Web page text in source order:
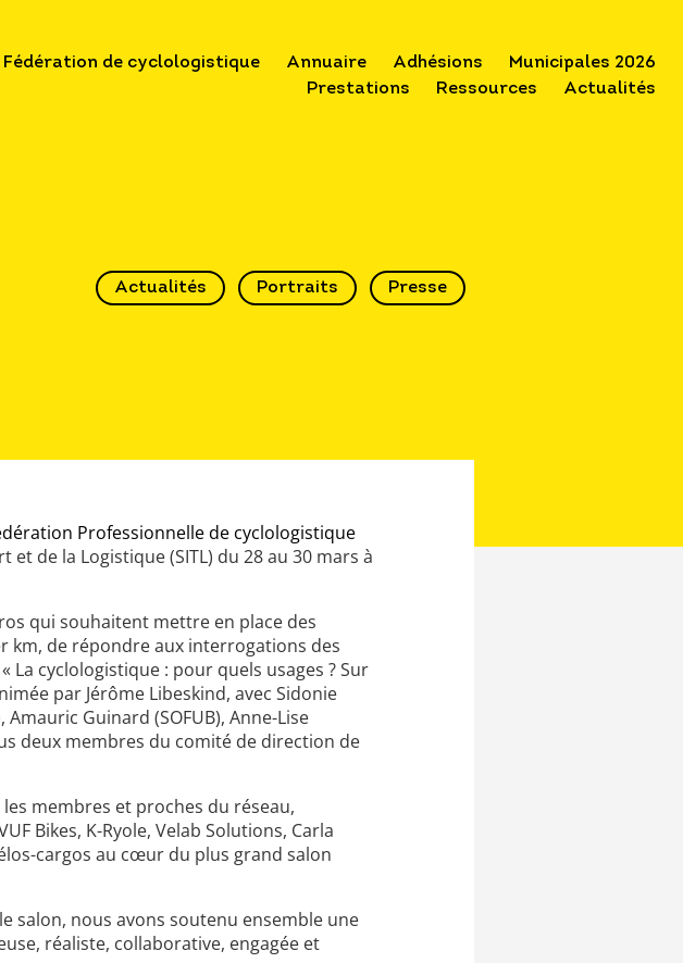
Fédération de cyclologistique Annuaire Adhésions
Municipales 2026
Prestations
Ressources Actualités
Actualités Portraits Presse
Professionnelle de cyclologistique
de la Logistique (SITL) du 28 au 30 mars à
qui souhaitent mettre en place des
de répondre aux interrogations des
cyclologistique : pour quels usages ? Sur
par Jérôme Libeskind, avec Sidonie
Guinard (SOFUB), Anne-Lise
deux membres du comité de direction de
les membres et proches du réseau,
Bikes, K-Ryole, Velab Solutions, Carla
cargos au cœur du plus grand salon
salon, nous avons soutenu ensemble une
réaliste, collaborative, engagée et